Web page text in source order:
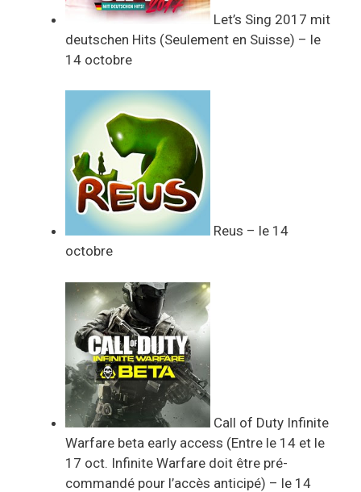
Let’s Sing 2017 mit
deutschen Hits (Seulement en Suisse) – le
14 octobre
Reus – le 14
octobre
Call of Duty Infinite
Warfare beta early access (Entre le 14 et le
17 oct. Infinite Warfare doit être pré-
commandé pour l’accès anticipé) – le 14